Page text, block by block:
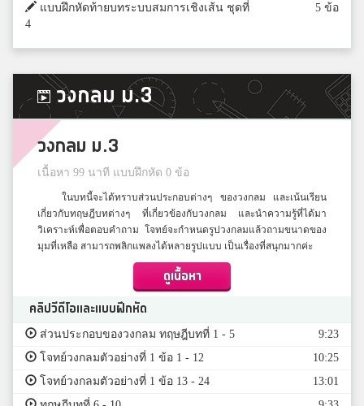
แบบฝึกหัดท้ายบทระบบสมการเชิงเส้น ชุดที่
4
5 ข้อ
วงกลม ม.3
วงกลม ม.3
เนื้อหา 99 นาที แบบฝึกหัด 0 ข้อ
ในบทนี้จะได้ทราบส่วนประกอบต่างๆ ของวงกลม และเน้นเรียน
เกี่ยวกับทฤษฎีบทต่างๆ ที่เกี่ยวข้องกับวงกลม และนำความรู้ที่ได้มา
วิเคราะห์เพื่อตอบคำถาม โจทย์จะกำหนดรูปวงกลมแล้วถามขนาดของ
มุมที่เหลือ สามารถพลิกแพลงได้หลายรูปแบบ เป็นเรื่องที่สนุกมากค่ะ
ดูเนื้อหา
คลิปวีดีโอและแบบฝึกหัด
ส่วนประกอบของวงกลม ทฤษฎีบทที่ 1 - 5
9:23
โจทย์วงกลมตัวอย่างที่ 1 ข้อ 1 - 12
10:25
โจทย์วงกลมตัวอย่างที่ 1 ข้อ 13 - 24
13:01